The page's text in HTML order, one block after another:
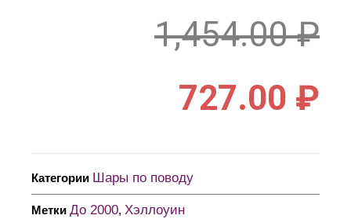
1,454.00₽
727.00 ₽
Категории Шары по поводу
Метки До 2000, Хэллоуин